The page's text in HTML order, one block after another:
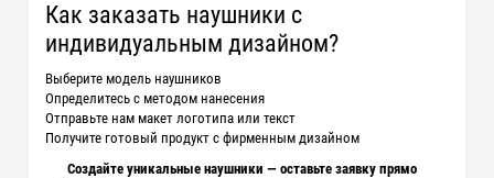
Как заказать наушники с
индивидуальным дизайном?
Выберите модель наушников
Определитесь с методом нанесения
Отправьте нам макет логотипа или текст
Получите готовый продукт с фирменным дизайном
Создайте уникальные наушники — оставьте заявку прямо